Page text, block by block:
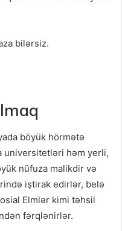
bilərsiz.
böyük hörmətə
universitetləri həm yerli,
nüfuza malikdir və
iştirak edirlər, belə
Elmlər kimi təhsil
fərqlənirlər.